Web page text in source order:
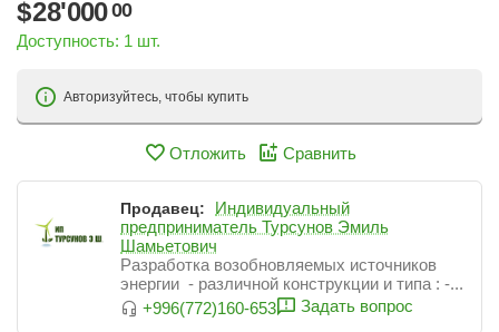
$28'00000
Доступность: 1 шт.
Авторизуйтесь, чтобы купить
Отложить Сравнить
Продавец:
Индивидуальный
предприниматель Турсунов Эмиль
Шамьетович
Разработка возобновляемых источников
энергии - различной конструкции и типа : -...
+996(772)160-653
Задать вопрос